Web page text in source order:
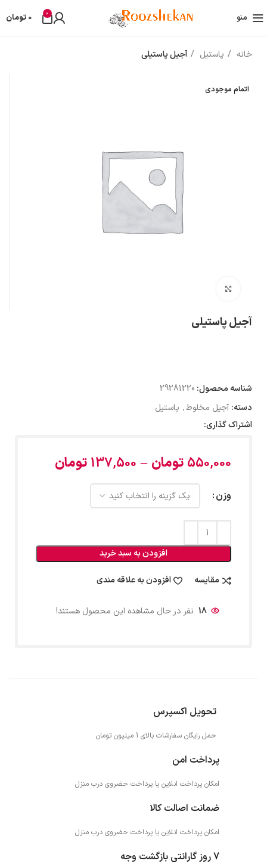
منو 0
0 تومان
خانه پاستیل آجیل پاستیلی
اتمام موجودی
آجیل پاستیلی
شناسه محصول: 29281220
دسته: آجیل مخلوط, پاستیل
اشتراک گذاری:
550,000 تومان –
137,500 تومان
وزن
افزودن به سبد خرید
مقایسه افزودن به علاقه مندی
18 نفر در حال مشاهده این محصول هستند!
تحویل اکسپرس
حمل رایگان سفارشات بالای 1 میلیون تومان
پرداخت امن
امکان پرداخت انلاین یا پرداخت حضروی درب منزل
ضمانت اصالت کالا
امکان پرداخت انلاین یا پرداخت حضروی درب منزل
7 روز گارانتی بازگشت وجه